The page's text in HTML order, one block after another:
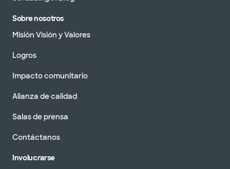
Sobre nosotros
Misión Visión y Valores
Logros
Impacto comunitario
Alianza de calidad
Salas de prensa
Contáctanos
Involucrarse